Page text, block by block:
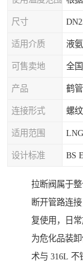
尺寸
适用介质 液
可售卖地 全国
产品 鹤
连接形式 螺
适用范围
设计标准 BS
拉断阀属于
断开管路连
复使用，日
为危化品装
术与 316L 不